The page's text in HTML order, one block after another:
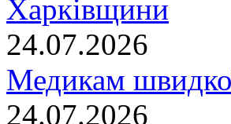
Харківщини
24.07.2026
Медикам
24.07.2026